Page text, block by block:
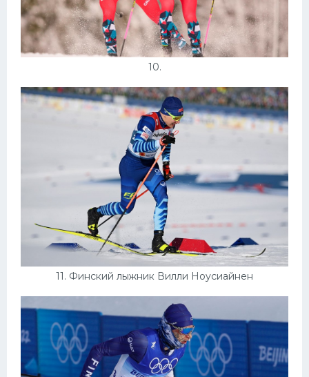
10.
11. Финский лыжник Вилли Ноусиайнен